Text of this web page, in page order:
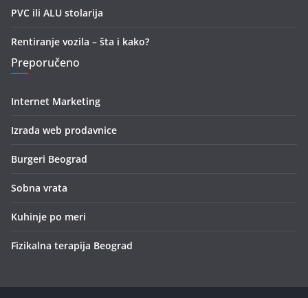
PVC ili ALU stolarija
Rentiranje vozila – šta i kako?
Preporučeno
Internet Marketing
Izrada web prodavnice
Burgeri Beograd
Sobna vrata
Kuhinje po meri
Fizikalna terapija Beograd